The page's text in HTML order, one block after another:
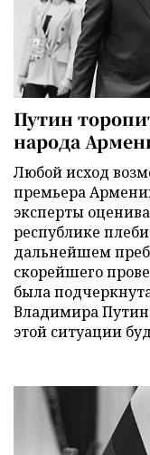
Путин
народа
Любой исход
премьера
эксперты
республике
дальнейшем
скорейшего
была
Владимира
этой ситуации